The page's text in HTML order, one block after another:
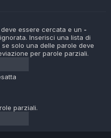
essere cercata e un -
Inserisci una lista di
solo una delle parole deve
per parole parziali.
parziali.